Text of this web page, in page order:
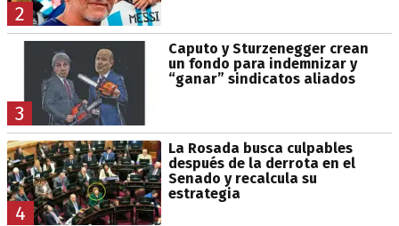
2
3
Caputo y Sturzenegger crean
un fondo para indemnizar y
“ganar” sindicatos aliados
4
La Rosada busca culpables
después de la derrota en el
Senado y recalcula su
estrategia